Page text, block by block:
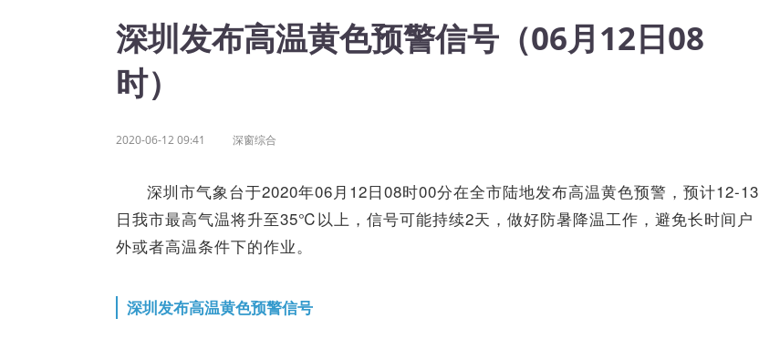
深圳发布高温黄色预警信号（06月12日08
时）
2020-06-12 09:41 深窗综合
深圳市气象台于2020年06月12日08时00分在全市陆地发布高温黄色预警，预计12-13
日我市最高气温将升至35℃以上，信号可能持续2天，做好防暑降温工作，避免长时间户
外或者高温条件下的作业。
深圳发布高温黄色预警信号